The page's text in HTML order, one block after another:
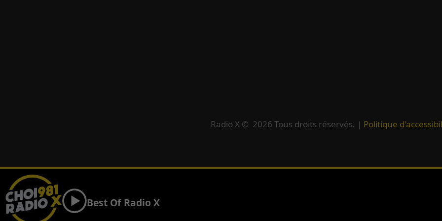
Radio X © 2026 Tous droits réservés. | Politique
Best Of Radio X